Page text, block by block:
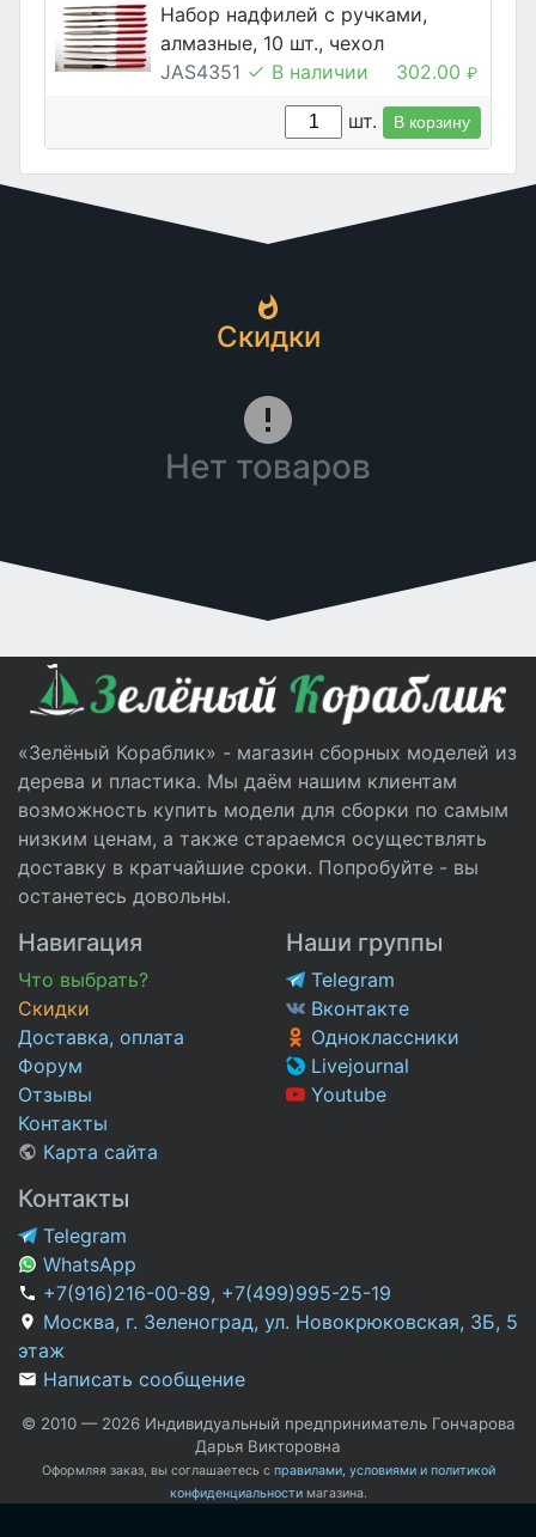
Набор надфилей с ручками,
алмазные, 10 шт., чехол
JAS4351
В наличии 302.00 ₽
шт. В корзину
Скидки
Нет товаров
«Зелёный Кораблик» - магазин сборных моделей из
дерева и пластика. Мы даём нашим клиентам
возможность купить модели для сборки по самым
низким ценам, а также стараемся осуществлять
доставку в кратчайшие сроки. Попробуйте - вы
останетесь довольны.
Навигация
Что выбрать?
Скидки
Доставка, оплата
Форум
Отзывы
Контакты
Карта сайта
Наши группы
Telegram
Вконтакте
Одноклассники
Livejournal
Youtube
Контакты
Telegram
WhatsApp
+7(916)216-00-89, +7(499)995-25-19
Москва, г. Зеленоград, ул. Новокрюковская, 3Б, 5
этаж
Написать сообщение
© 2010 — 2026 Индивидуальный предприниматель Гончарова
Дарья Викторовна
Оформляя заказ, вы соглашаетесь с правилами, условиями и политикой
конфиденциальностимагазина.